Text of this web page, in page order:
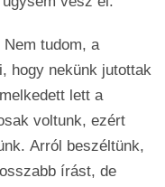
tudom, a
hogy nekünk jutottak
lett a
voltunk, ezért
Arról beszéltünk,
írást, de